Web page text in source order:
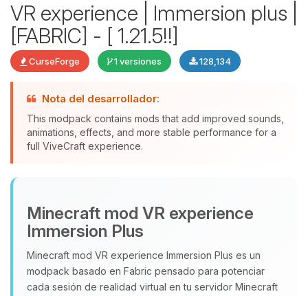
VR experience | Immersion plus |
[FABRIC] - [ 1.21.5!!]
CurseForge 1 versiones 128,134
Nota del desarrollador:
This modpack contains mods that add improved sounds,
animations, effects, and more stable performance for a
full ViveCraft experience.
Minecraft mod VR experience
Immersion Plus
Minecraft mod VR experience Immersion Plus es un
modpack basado en Fabric pensado para potenciar
cada sesión de realidad virtual en tu servidor Minecraft
hablar! Soy Choupy, tu pequeno
que necesitas y moveré mis
pequenos circuitos para ayudarte.